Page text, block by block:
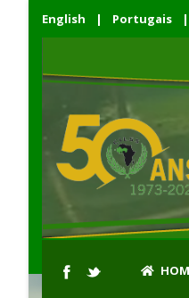
English | Portugais |